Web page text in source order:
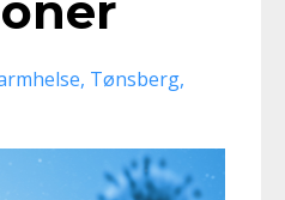
Tønsberg